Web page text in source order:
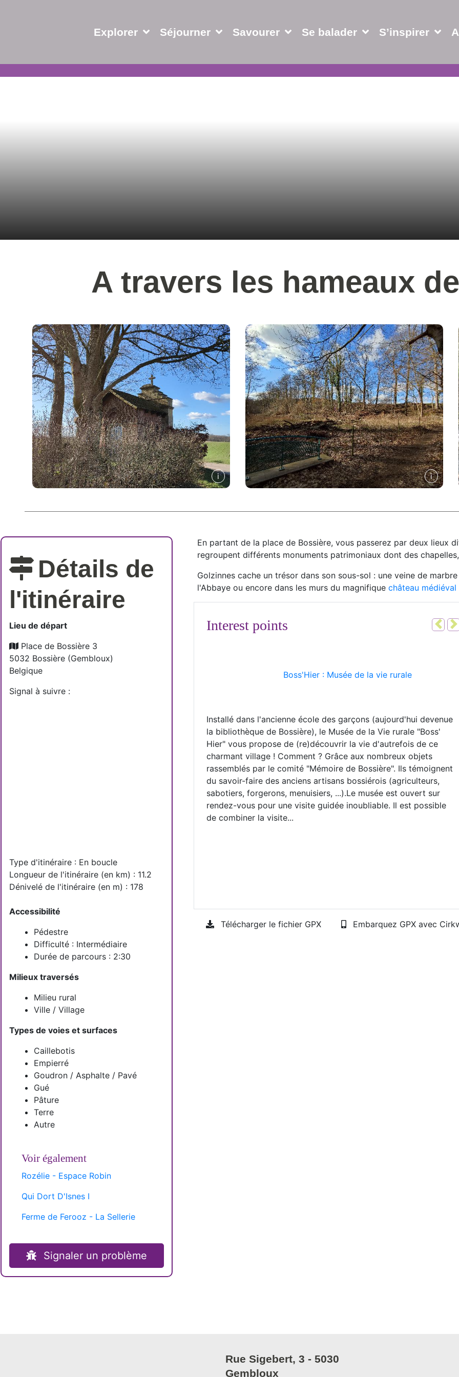
Explorer Séjourner Savourer Se balader S’inspirer
A travers les hameaux
Détails de
l'itinéraire
Lieu de départ
Place de Bossière 3
5032 Bossière (Gembloux)
Belgique
Signal à suivre :
Type d'itinéraire : En boucle
Longueur de l'itinéraire (en km) : 11.2
Dénivelé de l'itinéraire (en m) : 178
Accessibilité
Pédestre
Difficulté : Intermédiaire
Durée de parcours : 2:30
Milieux traversés
Milieu rural
Ville / Village
Types de voies et surfaces
Caillebotis
Empierré
Goudron / Asphalte / Pavé
Gué
Pâture
Terre
Autre
Voir également
Rozélie - Espace Robin
Qui Dort D'Isnes I
Ferme de Ferooz - La Sellerie
Signaler un problème
En partant de la place de Bossière, vous passerez par deux lieux
regroupent différents monuments patrimoniaux dont des
Golzinnes cache un trésor dans son sous-sol : une veine de
l'Abbaye ou encore dans les murs du magnifique château
Interest points
Boss'Hier : Musée de la vie rurale
Installé dans l'ancienne école des garçons (aujourd'hui devenue
la bibliothèque de Bossière), le Musée de la Vie rurale "Boss'
Hier" vous propose de (re)découvrir la vie d'autrefois de ce
charmant village ! Comment ? Grâce aux nombreux objets
rassemblés par le comité "Mémoire de Bossière". Ils témoignent
du savoir-faire des anciens artisans bossiérois (agriculteurs,
sabotiers, forgerons, menuisiers, ...).Le musée est ouvert sur
rendez-vous pour une visite guidée inoubliable. Il est possible
La ferme du Moulin fut
fournissait sa force motrice.
la vallée longe le bois de
taillis).
Télécharger le fichier GPX Embarquez GPX avec
Rue Sigebert, 3 - 5030
Gembloux